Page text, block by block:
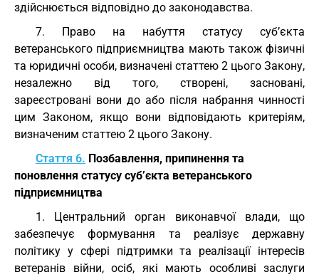
здійснюється відповідно до законодавства.
7. Право на набуття статусу суб’єкта
ветеранського підприємництва мають також фізичні
та юридичні особи, визначені статтею 2 цього Закону,
незалежно від того, створені, засновані,
зареєстровані вони до або після набрання чинності
цим Законом, якщо вони відповідають критеріям,
визначеним статтею 2 цього Закону.
Стаття 6. Позбавлення, припинення та
поновлення статусу суб’єкта ветеранського
підприємництва
1. Центральний орган виконавчої влади, що
забезпечує формування та реалізує державну
політику у сфері підтримки та реалізації інтересів
ветеранів війни, осіб, які мають особливі заслуги